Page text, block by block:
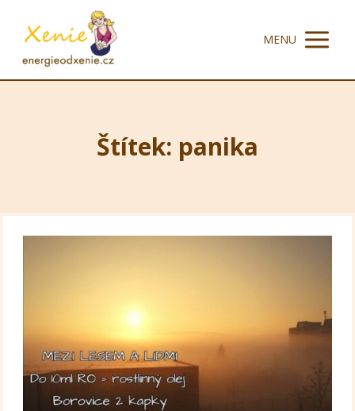
MENU
Štítek: panika